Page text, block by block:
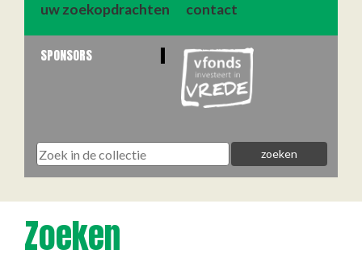
uw zoekopdrachten
contact
SPONSORS
Zoeken